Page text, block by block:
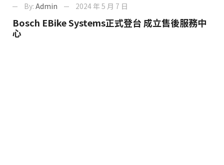
By: Admin 2024 年 5 月 7 日
Bosch EBike Systems正式登台 成立售後服務中
心